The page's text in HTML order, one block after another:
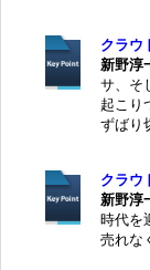
クラウ
新野淳
サ、そ
起こり
ずばり
クラウ
新野淳
時代を
売れな